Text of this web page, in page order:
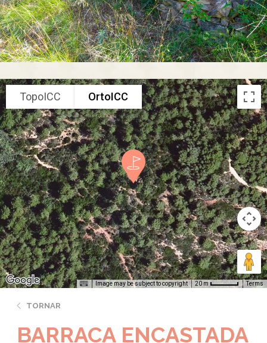
TopoICC OrtoICC
Image may be subject to copyright 20 m Terms
TORNAR
BARRACA ENCASTADA